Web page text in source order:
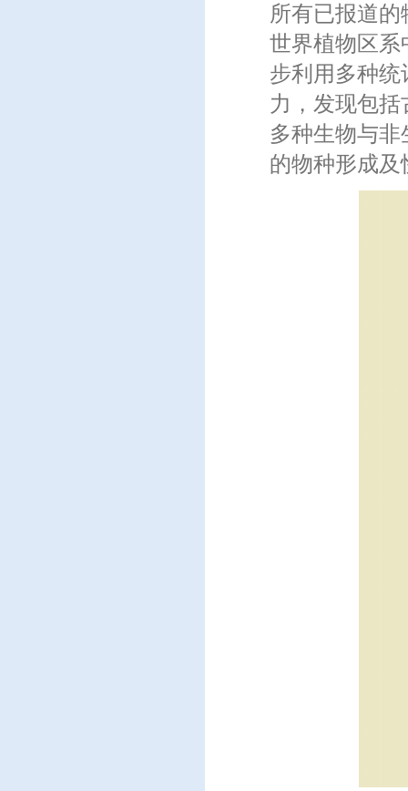
所有已报道
世界植物区系
步利用多种
力，发现包
多种生物与
的物种形成